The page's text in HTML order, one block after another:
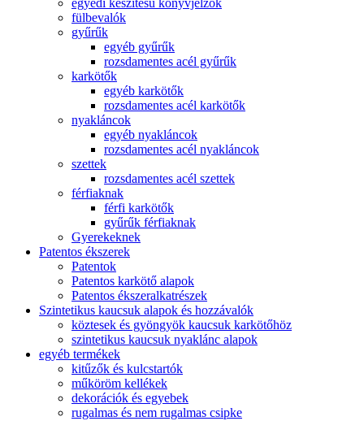
egyedi készítésű könyvjelzők
fülbevalók
gyűrűk
egyéb gyűrűk
rozsdamentes acél gyűrűk
karkötők
egyéb karkötők
rozsdamentes acél karkötők
nyakláncok
egyéb nyakláncok
rozsdamentes acél nyakláncok
szettek
rozsdamentes acél szettek
férfiaknak
férfi karkötők
gyűrűk férfiaknak
Gyerekeknek
Patentos ékszerek
Patentok
Patentos karkötő alapok
Patentos ékszeralkatrészek
Szintetikus kaucsuk alapok és hozzávalók
köztesek és gyöngyök kaucsuk karkötőhöz
szintetikus kaucsuk nyaklánc alapok
egyéb termékek
kitűzők és kulcstartók
műköröm kellékek
dekorációk és egyebek
rugalmas és nem rugalmas csipke